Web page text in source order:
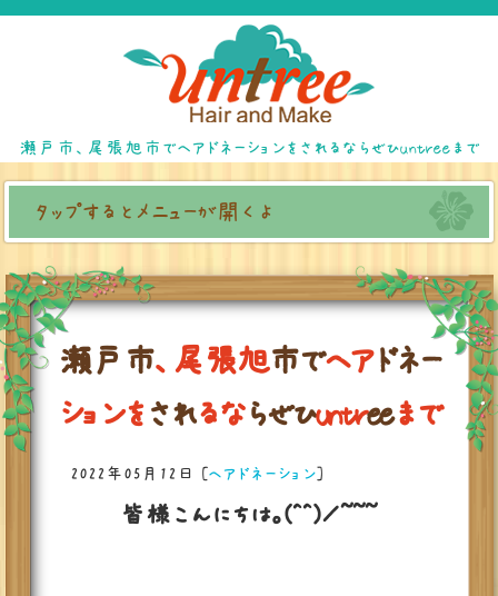
瀬戸市、尾張旭市でヘアドネーションをされるならぜひuntreeまで
タップするとメニューが開くよ
瀬戸 市、 尾張旭市でヘアドネー
ショ ンを されるならぜひuntreeまで
2022年05月12日 [ヘアドネーション]
皆様こんにちは。(^^)／~~~